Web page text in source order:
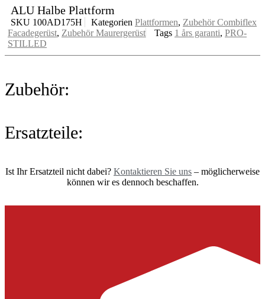
ALU Halbe Plattform
SKU 100AD175H Kategorien Plattformen, Zubehör Combiflex
Facadegerüst, Zubehör Maurergerüst Tags 1 års garanti, PRO-
STILLED
Zubehör:
Ersatzteile:
Ist Ihr Ersatzteil nicht dabei? Kontaktieren Sie uns – möglicherweise
können wir es dennoch beschaffen.